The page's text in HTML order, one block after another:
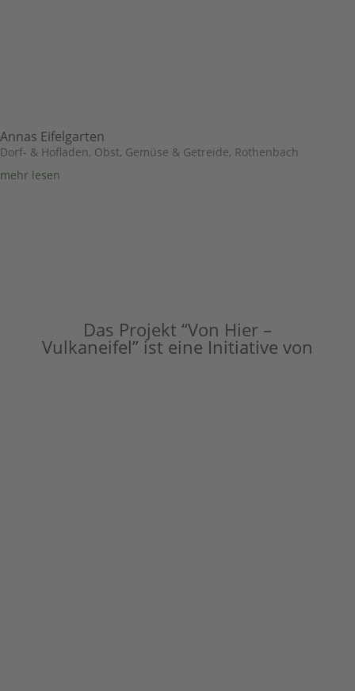
Annas Eifelgarten
Dorf- & Hofladen, Obst, Gemüse & Getreide, Rothenbach
mehr lesen
Das Projekt “Von Hier –
Vulkaneifel” ist eine Initiative von